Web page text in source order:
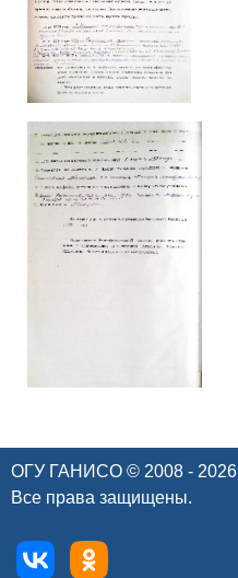
ОГУ ГАНИСО © 2008 - 2026
Все права защищены.